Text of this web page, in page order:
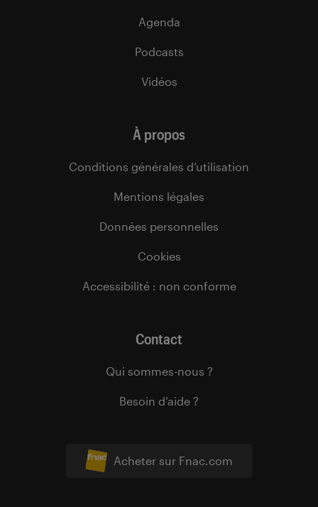
Acheter sur Fnac.com
Agenda
Podcasts
Vidéos
À propos
Conditions générales d’utilisation
Mentions légales
Données personnelles
Cookies
Accessibilité : non conforme
Contact
Qui sommes-nous ?
Besoin d’aide ?